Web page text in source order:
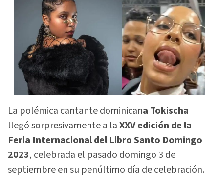
La polémica cantante dominicana Tokischa
llegó sorpresivamente a laXXV edición de la
Feria Internacional del Libro Santo Domingo
2023, celebrada el pasado domingo 3 de
septiembre en su penúltimo día de celebración.